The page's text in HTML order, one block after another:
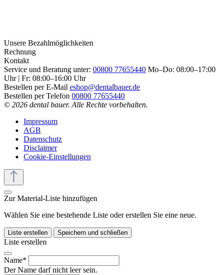
Unsere Bezahlmöglichkeiten
Rechnung
Kontakt
Service und Beratung unter: 00800 77655440 Mo–Do: 08:00–17:00
Uhr | Fr: 08:00–16:00 Uhr
Bestellen per E-Mail eshop@dentalbauer.de
Bestellen per Telefon 00800 77655440
© 2026 dental bauer. Alle Rechte vorbehalten.
Impressum
AGB
Datenschutz
Disclaimer
Cookie-Einstellungen
Zur Material-Liste hinzufügen
Wählen Sie eine bestehende Liste oder erstellen Sie eine neue.
Liste erstellen Speichern und schließen
Liste erstellen
Name*
Der Name darf nicht leer sein.